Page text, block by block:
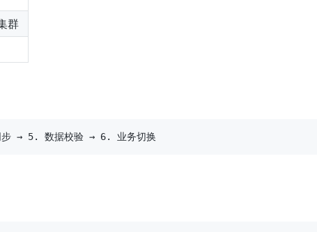
群
→ 5. 数据校验 → 6. 业务切换